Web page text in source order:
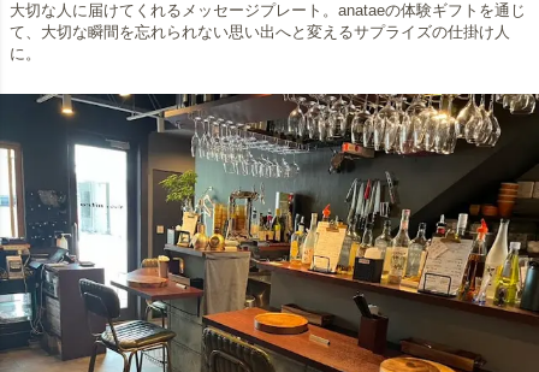
大切な人に届けてくれるメッセージプレート。anataeの体験ギフトを通じ
て、大切な瞬間を忘れられない思い出へと変えるサプライズの仕掛け人
に。